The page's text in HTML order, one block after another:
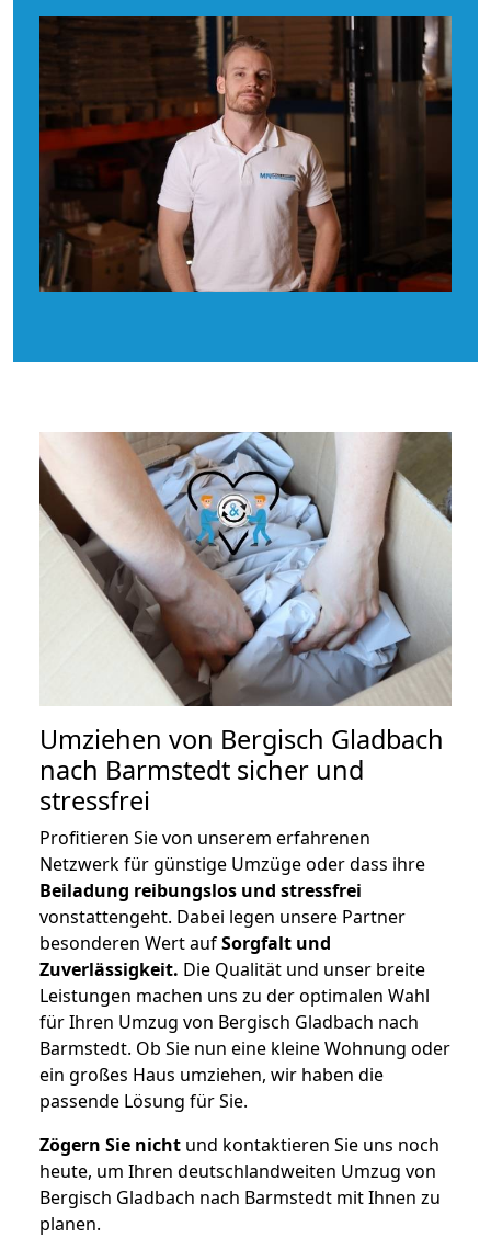
Umziehen von Bergisch Gladbach
nach Barmstedt sicher und
stressfrei
Profitieren Sie von unserem erfahrenen
Netzwerk für günstige Umzüge oder dass ihre
Beiladung reibungslos und stressfrei
vonstattengeht. Dabei legen unsere Partner
besonderen Wert aufSorgfalt und
Zuverlässigkeit. Die Qualität und unser breite
Leistungen machen uns zu der optimalen Wahl
für Ihren Umzug von Bergisch Gladbach nach
Barmstedt. Ob Sie nun eine kleine Wohnung oder
ein großes Haus umziehen, wir haben die
passende Lösung für Sie.
Zögern Sie nicht und kontaktieren Sie uns noch
heute, um Ihren deutschlandweiten Umzug von
Bergisch Gladbach nach Barmstedt mit Ihnen zu
planen.